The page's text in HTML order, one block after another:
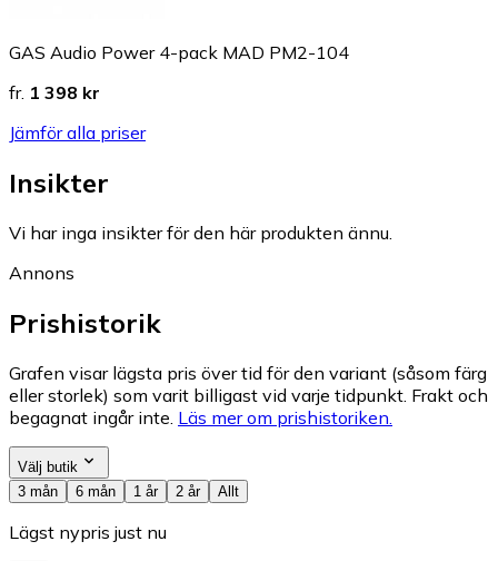
GAS Audio Power 4-pack MAD PM2-104
fr. 1 398 kr
Jämför alla priser
Insikter
Vi har inga insikter för den här produkten ännu.
Annons
Prishistorik
Grafen visar lägsta pris över tid för den variant (såsom färg
eller storlek) som varit billigast vid varje tidpunkt. Frakt och
begagnat ingår inte. Läs mer om prishistoriken.
Välj butik
3 mån
6 mån 1 år 2 år Allt
Lägst nypris just nu